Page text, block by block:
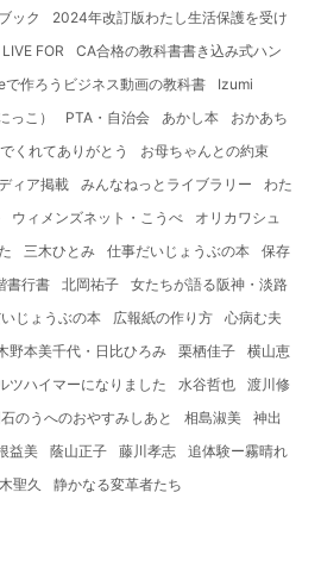
ック
2024年改訂版わたし生活保護を受け
FOR
CA合格の教科書書き込み式ハン
で作ろうビジネス動画の教科書
Izumi
っこ） PTA・自治会 あかし本
おかあち
くれてありがとう
お母ちゃんとの約束
ィア掲載 みんなねっとライブラリー
わた
ウィメンズネット・こうべ
オリカワシュ
三木ひとみ 仕事だいじょうぶの本
保存
書行書
北岡祐子
女たちが語る阪神・淡路
じょうぶの本 広報紙の作り方
心病む夫
野本美千代・日比ひろみ 栗栖佳子
横山恵
ツハイマーになりました 水谷哲也
渡川修
のうへのおやすみしあと 相島淑美
神出
益美 蔭山正子 藤川孝志
追体験ー霧晴れ
聖久 静かなる変革者たち